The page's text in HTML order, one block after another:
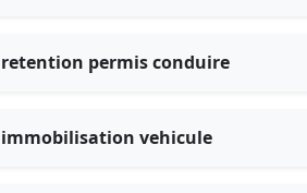
retention permis conduire
immobilisation vehicule